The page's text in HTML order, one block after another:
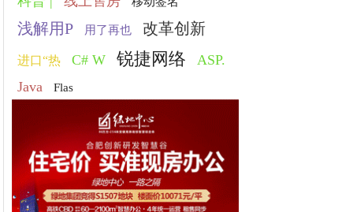
浅解用P 用了再也 改革创新
进口“热 C# W 锐捷网络
ASP.
Java
Flas